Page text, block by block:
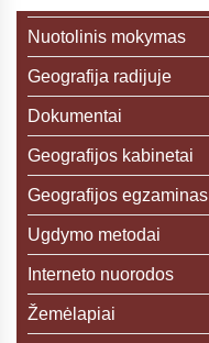
Nuotolinis mokymas
Geografija radijuje
Dokumentai
Geografijos kabinetai
Geografijos egzaminas
Ugdymo metodai
Interneto nuorodos
Žemėlapiai